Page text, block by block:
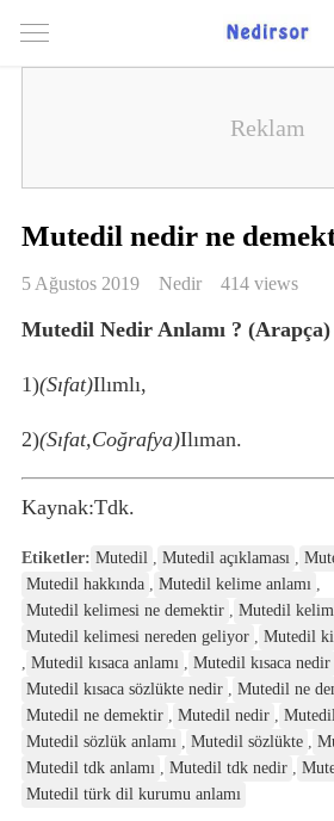
Mutedil nedir ne
5 Ağustos 2019 Nedir 414 views
Mutedil Nedir Anlamı ? (Arapça)
1)(Sıfat)Ilımlı,
2)(Sıfat,Coğrafya)Ilıman.
Kaynak:Tdk.
Etiketler: Mutedil , Mutedil açıklaması ,
Mutedil hakkında , Mutedil kelime anlamı ,
Mutedil kelimesi ne demektir , Mutedil
Mutedil kelimesi nereden geliyor , Mutedil
, Mutedil kısaca anlamı , Mutedil kısaca nedir
Mutedil kısaca sözlükte nedir , Mutedil ne
Mutedil ne demektir , Mutedil nedir ,
Mutedil sözlük anlamı , Mutedil sözlükte ,
Mutedil tdk anlamı , Mutedil tdk nedir ,
Mutedil türk dil kurumu anlamı